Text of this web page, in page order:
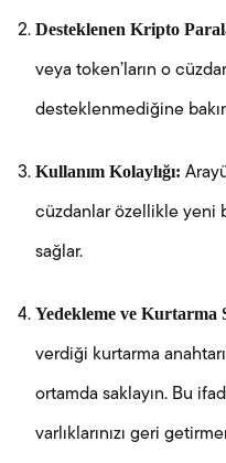
Desteklenen Kripto
veya token’ların o
desteklenmediğine
Kullanım Kolaylığı:
cüzdanlar özellikle yeni
sağlar.
Yedekleme ve Kurtarma
verdiği kurtarma
ortamda saklayın. Bu
varlıklarınızı geri